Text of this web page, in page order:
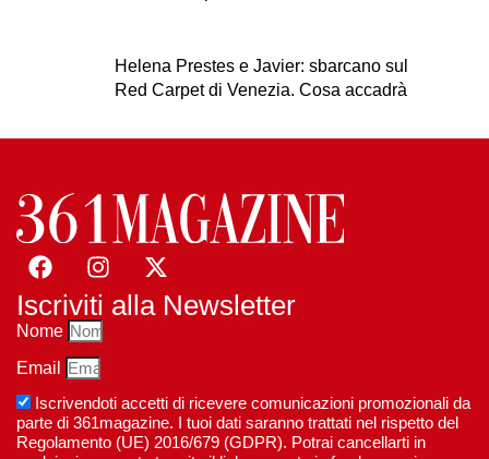
Helena Prestes e Javier: sbarcano sul
Red Carpet di Venezia. Cosa accadrà
Iscriviti alla Newsletter
Nome
Email
Iscrivendoti accetti di ricevere comunicazioni promozionali da
parte di 361magazine. I tuoi dati saranno trattati nel rispetto del
Regolamento (UE) 2016/679 (GDPR). Potrai cancellarti in